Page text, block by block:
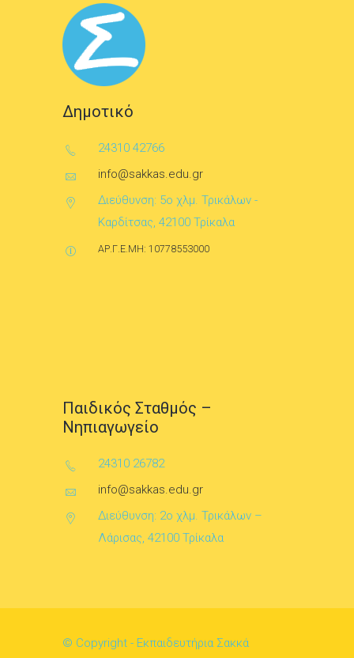
Δημοτικό
24310 42766
info@sakkas.edu.gr
Διεύθυνση: 5ο χλμ. Τρικάλων -
Καρδίτσας, 42100 Τρίκαλα
ΑΡ.Γ.Ε.ΜΗ: 10778553000
Παιδικός Σταθμός –
Νηπιαγωγείο
24310 26782
info@sakkas.edu.gr
Διεύθυνση: 2ο χλμ. Τρικάλων –
Λάρισας, 42100 Τρίκαλα
© Copyright - Εκπαιδευτήρια Σακκά